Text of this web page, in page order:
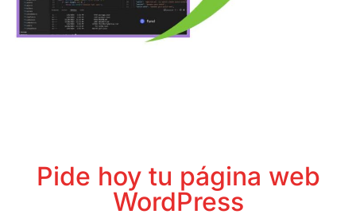
Pide hoy tu página web
WordPress